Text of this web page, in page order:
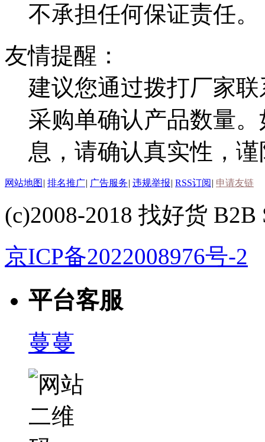
不承担任何保证责任。
友情提醒：
建议您通过拨打厂家
采购单确认产品数量
息，请确认真实性，
网站地图 | 排名推广| 广告服务| 违规举报| RSS订阅 | 申请友链
(c)2008-2018 找好货 B2B
京ICP备2022008976号-2
平台客服
蔓蔓